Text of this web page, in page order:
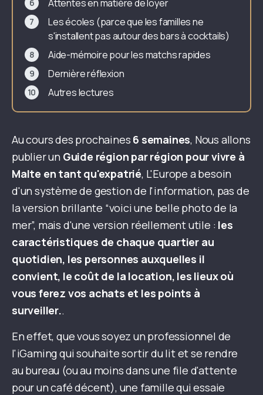
Attentes en matière de loyer
Les écoles (parce que les familles ne
s'installent pas autour des bars à cocktails)
Aide-mémoire pour les matchs rapides
Dernière réflexion
Autres lectures
Au cours des prochaines 6 semaines, Nous allons
publier un Guide région par région pour vivre à
Malte en tant qu'expatrié, L'Europe a besoin
d'un système de gestion de l'information, pas de
la version brillante “voici une belle photo de la
mer”, mais d'une version réellement utile : les
caractéristiques de chaque quartier au
quotidien, les personnes auxquelles il
convient, le coût de la location, les lieux où
vous ferez vos achats et les points à
surveiller..
En effet, que vous soyez un professionnel de
l'iGaming qui souhaite sortir du lit et se rendre
au bureau (ou au moins dans une file d'attente
pour un café décent), une famille qui essaie